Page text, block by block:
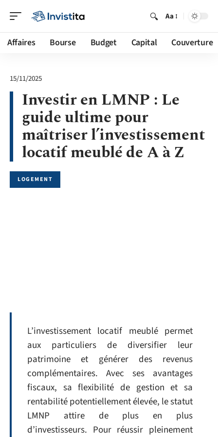
Aa
Affaires Bourse Budget Capital Couverture
15/11/2025
Investir en LMNP : Le
guide ultime pour
maîtriser l’investissement
locatif meublé de A à Z
LOGEMENT
L’investissement locatif meublé permet
aux particuliers de diversifier leur
patrimoine et générer des revenus
complémentaires. Avec ses avantages
fiscaux, sa flexibilité de gestion et sa
rentabilité potentiellement élevée, le statut
LMNP attire de plus en plus
d’investisseurs. Pour réussir pleinement